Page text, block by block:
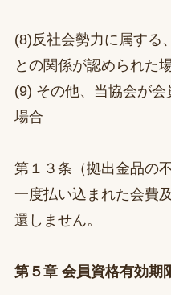
(8)反社会勢力に属する
との関係が認められた
(9) その他、当協会が
場合
第１３条（拠出金品の不
一度払い込まれた会費
還しません。
第５章 会員資格有効期